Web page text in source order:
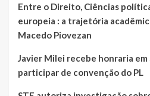
Entre o Direito, Ciências
europeia : a trajetória
Macedo Piovezan
Javier Milei recebe honraria em
participar de convenção do PL